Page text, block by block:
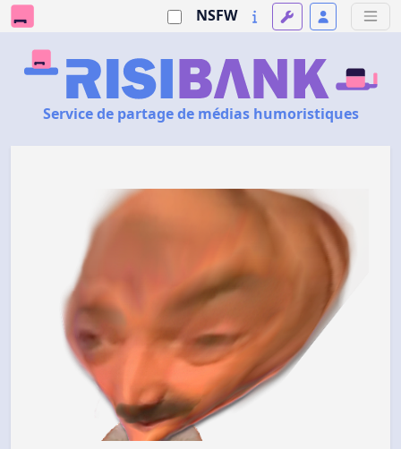
NSFW
Service de partage de médias humoristiques